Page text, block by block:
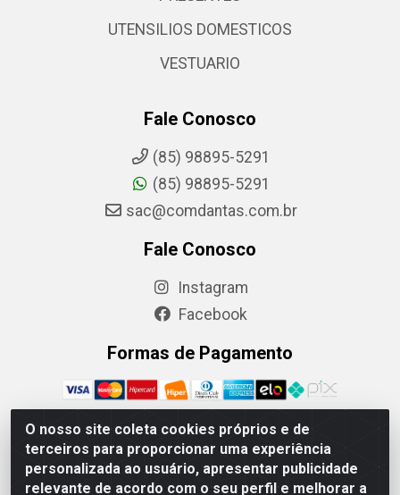
O nosso site coleta cookies próprios e de
terceiros para proporcionar uma experiência
personalizada ao usuário, apresentar publicidade
relevante de acordo com o seu perfil e melhorar a
UTENSILIOS DOMESTICOS
VESTUARIO
Fale Conosco
(85) 98895-5291
(85) 98895-5291
sac@comdantas.com.br
Fale Conosco
Instagram
Facebook
Formas de Pagamento
Rafael & Dantas LTDA - Rua Floriano Peixoto, 137- Centro,
CEP: 60025-130 | CNPJ: 02.884.314/0001-20